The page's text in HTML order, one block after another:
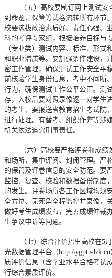
（五）高校要制订网上测试
到命题、保管等试卷流转所有环节
校要选拔政治素质好、责任心强、
科的考评专家组，根据培养目标与
（专业类）测试内容、标准、形式
和职业潜质等。要加强条件建设，
密工作管理，确保测试工作安全平
前核验学生身份信息，考中不间断
行为，确保测试工作公平公正。测
存，入校后要对照录像逐一对学生
的考生，要报送省教育招生考试院
进行处理。有替考、组织作弊等涉
机关依法追究刑事责任。
（六）高校要严格评卷和成
和场所，集中评阅、封闭管理。严
的保管及评卷信息的安全防范。要
监控、复查、校验和数据备份制度
的发生。评卷场所各工作区域均须
全方位、无死角全程监控并录像，
做好考生成绩发布，完善成绩仲裁
生争议申诉等问题。
（七）综合评价招生高校在5
光数据管理平台（http://
质评价信息（含学业水平合格考试
行综合素质评价。